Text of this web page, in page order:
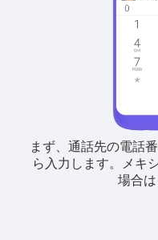
まず、通話先の電話
ら入力します。 メキ
場合は